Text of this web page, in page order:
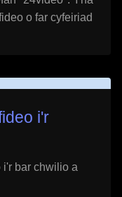
o far cyfeiriad
i'r
bar chwilio a